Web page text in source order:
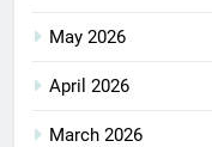
May 2026
April 2026
March 2026